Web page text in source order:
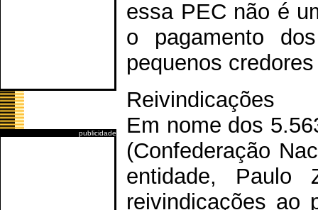
publicidade
essa PEC não é
o pagamento
pequenos
Reivindicações
Em nome dos
(Confederação
entidade, Paulo
reivindicações ao